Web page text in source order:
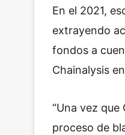
En el 2021,
extrayendo
fondos a
Chainalysis
“Una vez
proceso de